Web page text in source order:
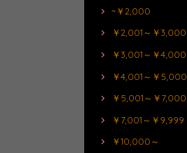
~￥2,000
￥2,001～￥3,000
￥3,001～￥4,000
￥4,001～￥5,000
￥5,001～￥7,000
￥7,001～￥9,999
￥10,000～